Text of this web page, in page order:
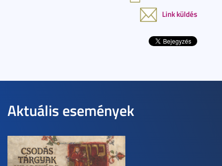
Link küldés
Aktuális események